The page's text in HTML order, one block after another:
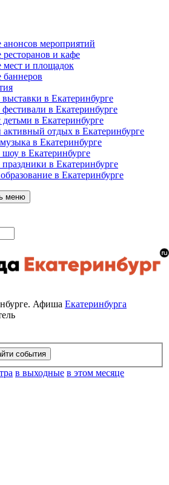
анонсов мероприятий
и кафе
мест и площадок
баннеров
в Екатеринбурге
в Екатеринбурге
детьми в Екатеринбурге
активный отдых в Екатеринбурге
в Екатеринбурге
в Екатеринбурге
в Екатеринбурге
в Екатеринбурге
меню
Афиша Екатеринбурга
в выходные в этом месяце